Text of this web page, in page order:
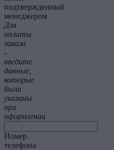
подтвержденный
менеджером
Для
оплаты
заказа
-
введите
данные,
которые
были
указаны
при
оформлении
Номер
телефона